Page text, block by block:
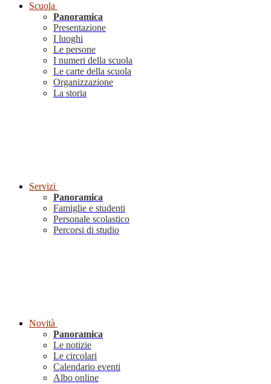
Scuola
Panoramica
Presentazione
I luoghi
Le persone
I numeri della scuola
Le carte della scuola
Organizzazione
La storia
Servizi
Panoramica
Famiglie e studenti
Personale scolastico
Percorsi di studio
Novità
Panoramica
Le notizie
Le circolari
Calendario eventi
Albo online